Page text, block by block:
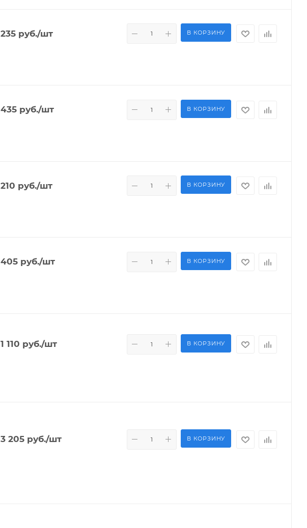
235руб./шт В КОРЗИНУ
435руб./шт В КОРЗИНУ
210 руб./шт В КОРЗИНУ
405руб./шт В КОРЗИНУ
1 110 руб./шт В КОРЗИНУ
3 205руб./шт В КОРЗИНУ